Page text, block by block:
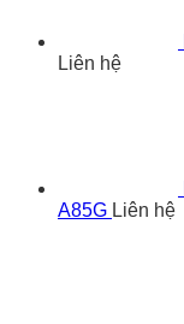
Liên hệ
A85G Liên hệ